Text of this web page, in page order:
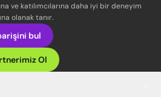
ve katılımcılarına daha iyi bir deneyim
olanak tanır.
bul
Ol